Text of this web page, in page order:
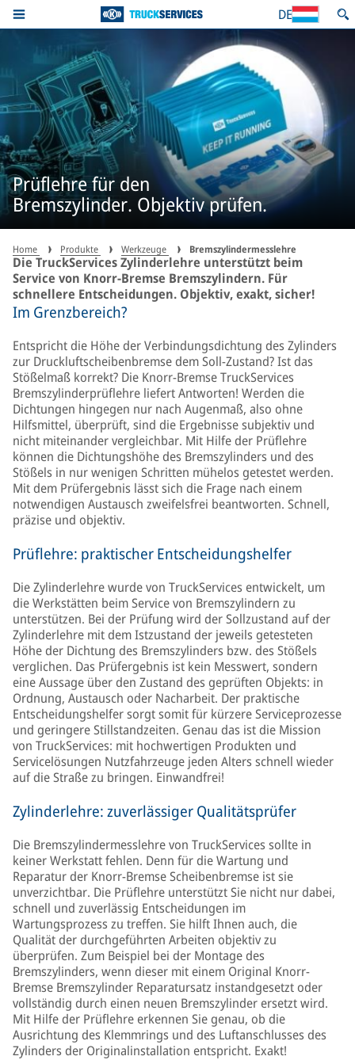
DE
Prüflehre für den
Bremszylinder. Objektiv prüfen.
Home Produkte Werkzeuge Bremszylindermesslehre
Die TruckServices Zylinderlehre unterstützt beim
Service von Knorr-Bremse Bremszylindern. Für
schnellere Entscheidungen. Objektiv, exakt, sicher!
Im Grenzbereich?
Entspricht die Höhe der Verbindungsdichtung des Zylinders
zur Druckluftscheibenbremse dem Soll-Zustand? Ist das
Stößelmaß korrekt? Die Knorr-Bremse TruckServices
Bremszylinderprüflehre liefert Antworten! Werden die
Dichtungen hingegen nur nach Augenmaß, also ohne
Hilfsmittel, überprüft, sind die Ergebnisse subjektiv und
nicht miteinander vergleichbar. Mit Hilfe der Prüflehre
können die Dichtungshöhe des Bremszylinders und des
Stößels in nur wenigen Schritten mühelos getestet werden.
Mit dem Prüfergebnis lässt sich die Frage nach einem
notwendigen Austausch zweifelsfrei beantworten. Schnell,
präzise und objektiv.
Prüflehre: praktischer Entscheidungshelfer
Die Zylinderlehre wurde von TruckServices entwickelt, um
die Werkstätten beim Service von Bremszylindern zu
unterstützen. Bei der Prüfung wird der Sollzustand auf der
Zylinderlehre mit dem Istzustand der jeweils getesteten
Höhe der Dichtung des Bremszylinders bzw. des Stößels
verglichen. Das Prüfergebnis ist kein Messwert, sondern
eine Aussage über den Zustand des geprüften Objekts: in
Ordnung, Austausch oder Nacharbeit. Der praktische
Entscheidungshelfer sorgt somit für kürzere Serviceprozesse
und geringere Stillstandzeiten. Genau das ist die Mission
von TruckServices: mit hochwertigen Produkten und
Servicelösungen Nutzfahrzeuge jeden Alters schnell wieder
auf die Straße zu bringen. Einwandfrei!
Zylinderlehre: zuverlässiger Qualitätsprüfer
Die Bremszylindermesslehre von TruckServices sollte in
keiner Werkstatt fehlen. Denn für die Wartung und
Reparatur der Knorr-Bremse Scheibenbremse ist sie
unverzichtbar. Die Prüflehre unterstützt Sie nicht nur dabei,
schnell und zuverlässig Entscheidungen im
Wartungsprozess zu treffen. Sie hilft Ihnen auch, die
Qualität der durchgeführten Arbeiten objektiv zu
überprüfen. Zum Beispiel bei der Montage des
Bremszylinders, wenn dieser mit einem Original Knorr-
Bremse Bremszylinder Reparatursatz instandgesetzt oder
vollständig durch einen neuen Bremszylinder ersetzt wird.
Mit Hilfe der Prüflehre erkennen Sie genau, ob die
Ausrichtung des Klemmrings und des Luftanschlusses des
Zylinders der Originalinstallation entspricht. Exakt!